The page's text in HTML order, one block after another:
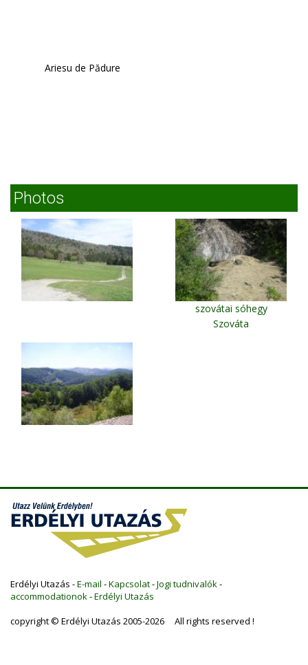
Ariesu de Pădure
Photos
szovátai sóhegy
Szováta
Erdélyi Utazás -E-mail -Kapcsolat-Jogi tudnivalók-
accommodationok-Erdélyi Utazás
copyright © Erdélyi Utazás 2005-2026 All rights reserved !